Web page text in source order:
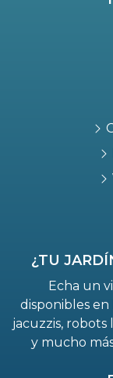
¿TU
Echa un
disponibles en
jacuzzis, robots
y mucho